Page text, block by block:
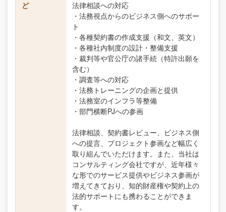
ど
法律相談への対応
・法務視点からのビジネス側へのサポー
ト
・各種契約書の作成支援（和文、英文）
・各種社内制度の設計・整備支援
・裁判等や官公庁の諸手続（特許出願を
含む）
・調査等への対応
・法務トレーニングの企画と提供
・法務室のインフラ等整備
・部門横断PJへの参画
法律相談、契約書レビュー、ビジネス側
への提言、プロジェクト参画など幅広く
取り組んでいただけます。また、当社は
コンサルティング会社ですが、近年様々
な形でのサービス提供やビジネス参画が
増えてきており、知的財産権や契約上の
法的サポートにも携わることができま
す。